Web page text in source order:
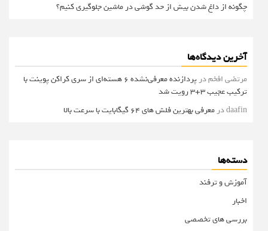
چگونه از داغ شدن بیش از حد گوشی در ماشین جلوگیری کنیم؟
آخرین دیدگاه‌ها
مرتضی افخمدر
پردازنده معرفی‌نشده 6 هسته‌ای از سری کراکن پوینت با
ترکیب عجیب 3+3 رویت شد
daafinدرمعرفی بهترین فلش های 64 گیگابایت با سرعت بالا
دسته‌ها
آموزش و ترفند
اخبار
بررسی های تخصصی